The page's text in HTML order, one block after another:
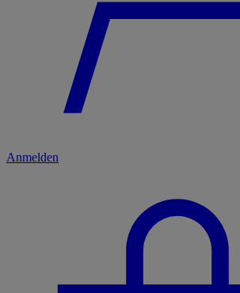
Anmelden